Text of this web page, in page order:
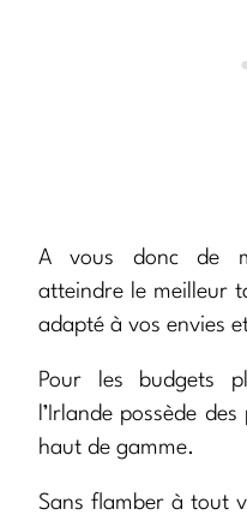
A vous donc de
atteindre le meilleur
adapté à vos envies
Pour les budgets
l’Irlande possède
haut de gamme.
Sans flamber à tout